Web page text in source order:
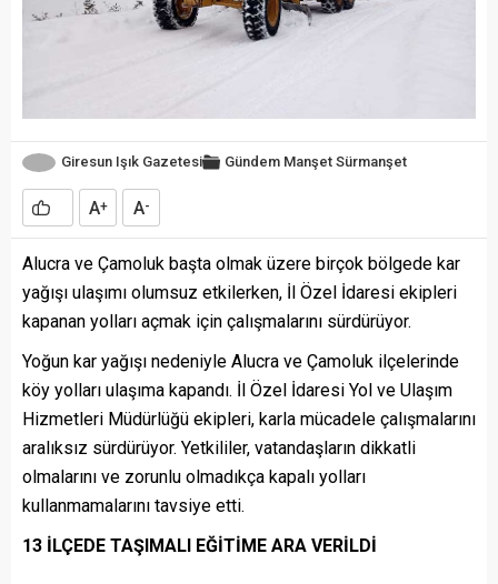
Giresun Işık Gazetesi Gündem Manşet Sürmanşet
A+ A-
Alucra ve Çamoluk başta olmak üzere birçok bölgede kar
yağışı ulaşımı olumsuz etkilerken, İl Özel İdaresi ekipleri
kapanan yolları açmak için çalışmalarını sürdürüyor.
Yoğun kar yağışı nedeniyle Alucra ve Çamoluk ilçelerinde
köy yolları ulaşıma kapandı. İl Özel İdaresi Yol ve Ulaşım
Hizmetleri Müdürlüğü ekipleri, karla mücadele çalışmalarını
aralıksız sürdürüyor. Yetkililer, vatandaşların dikkatli
olmalarını ve zorunlu olmadıkça kapalı yolları
kullanmamalarını tavsiye etti.
13 İLÇEDE TAŞIMALI EĞİTİME ARA VERİLDİ